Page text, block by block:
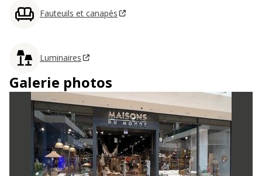
Fauteuils et canapés
Luminaires
Galerie photos